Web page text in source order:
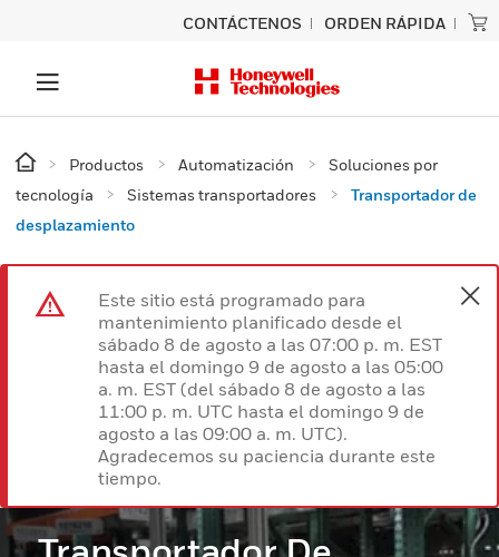
CONTÁCTENOS ORDEN RÁPIDA
Productos Automatización
Soluciones por
tecnología
Sistemas transportadores
Transportador de
desplazamiento
Este sitio está programado para
mantenimiento planificado desde el
sábado 8 de agosto a las 07:00 p. m. EST
hasta el domingo 9 de agosto a las 05:00
a. m. EST (del sábado 8 de agosto a las
11:00 p. m. UTC hasta el domingo 9 de
agosto a las 09:00 a. m. UTC).
Agradecemos su paciencia durante este
tiempo.